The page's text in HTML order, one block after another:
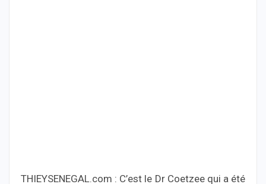
THIEYSENEGAL.com : C’est le Dr Coetzee qui a été